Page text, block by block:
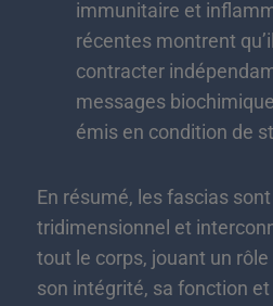
immunitaire et
récentes montrent
contracter
messages
émis en condition de
En résumé, les fascias
tridimensionnel et
tout le corps, jouant un
son intégrité, sa fonction